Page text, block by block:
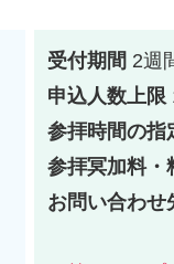
受付期間 2週
申込人数上限
参拝時間の指
参拝冥加料・
お問い合わせ
(西芳